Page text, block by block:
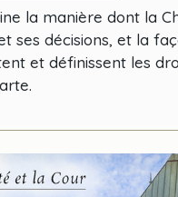
la manière dont la
ses décisions, et la
et définissent les